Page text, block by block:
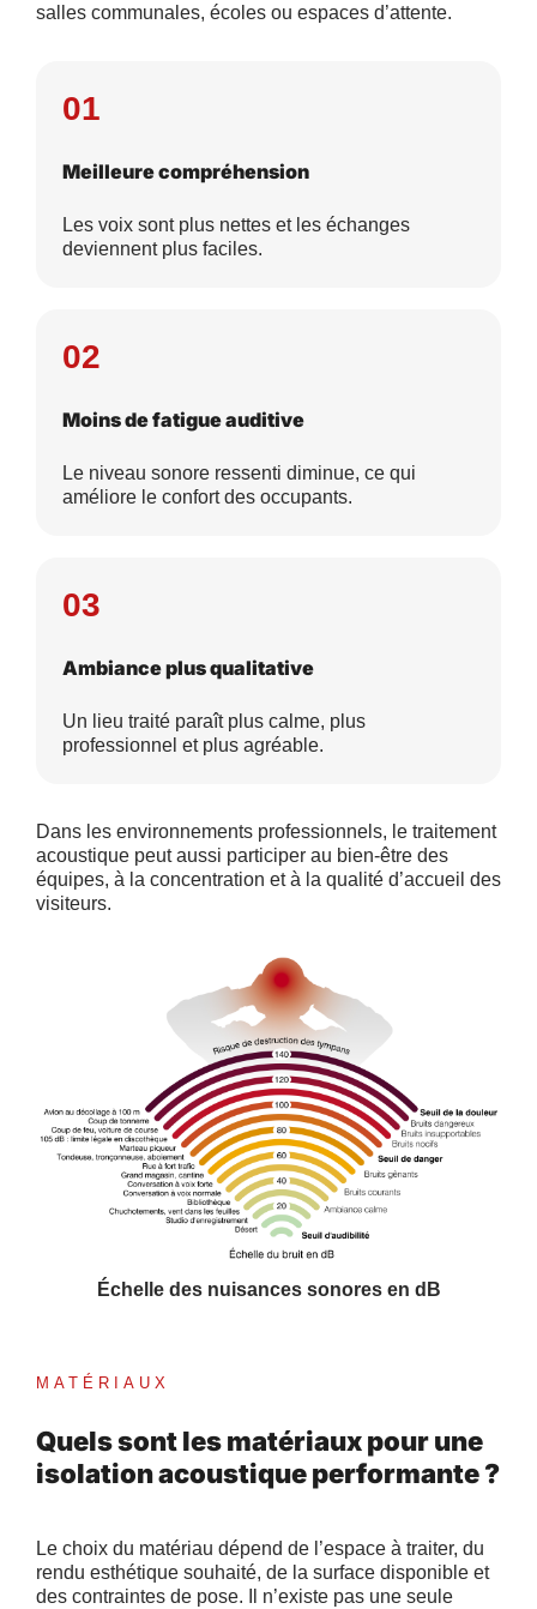
salles communales, écoles ou espaces d’attente.
01
Meilleure compréhension
Les voix sont plus nettes et les échanges
deviennent plus faciles.
02
Moins de fatigue auditive
Le niveau sonore ressenti diminue, ce qui
améliore le confort des occupants.
03
Ambiance plus qualitative
Un lieu traité paraît plus calme, plus
professionnel et plus agréable.
Dans les environnements professionnels, le traitement
acoustique peut aussi participer au bien-être des
équipes, à la concentration et à la qualité d’accueil des
visiteurs.
Échelle des nuisances sonores en dB
MATÉRIAUX
Quels sont les matériaux pour une
isolation acoustique performante ?
Le choix du matériau dépend de l’espace à traiter, du
rendu esthétique souhaité, de la surface disponible et
des contraintes de pose. Il n’existe pas une seule